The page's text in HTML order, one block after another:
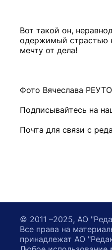
Вот такой он,
одержимый страстью
мечту от дела!
Фото Вячеслава
Подписывайтесь на
Почта для связи с
© 2011 –2025, АО
Все права на
принадлежат АО